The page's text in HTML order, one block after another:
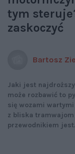
tym
zaskoczyć
Bartosz
Jaki jest
może rozbawić to
się wozami
z bliska
przewodnikiem